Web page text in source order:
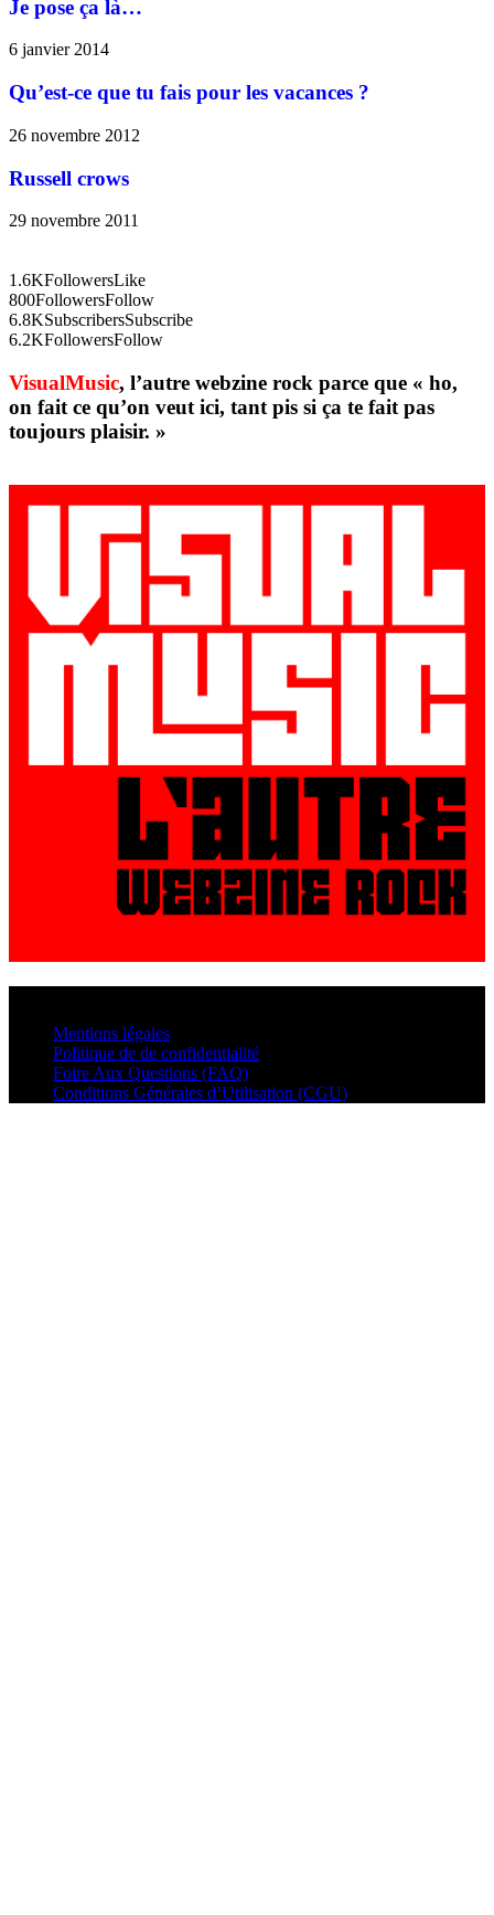
Je pose ça là…
6 janvier 2014
Qu’est-ce que tu fais pour les vacances ?
26 novembre 2012
Russell crows
29 novembre 2011
1.6KFollowersLike
800FollowersFollow
6.8KSubscribersSubscribe
6.2KFollowersFollow
VisualMusic, l’autre webzine rock parce que « ho,
on fait ce qu’on veut ici, tant pis si ça te fait pas
toujours plaisir. »
Mentions légales
Politique de de confidentialité
Foire Aux Questions (FAQ)
Conditions Générales d’Utilisation (CGU)